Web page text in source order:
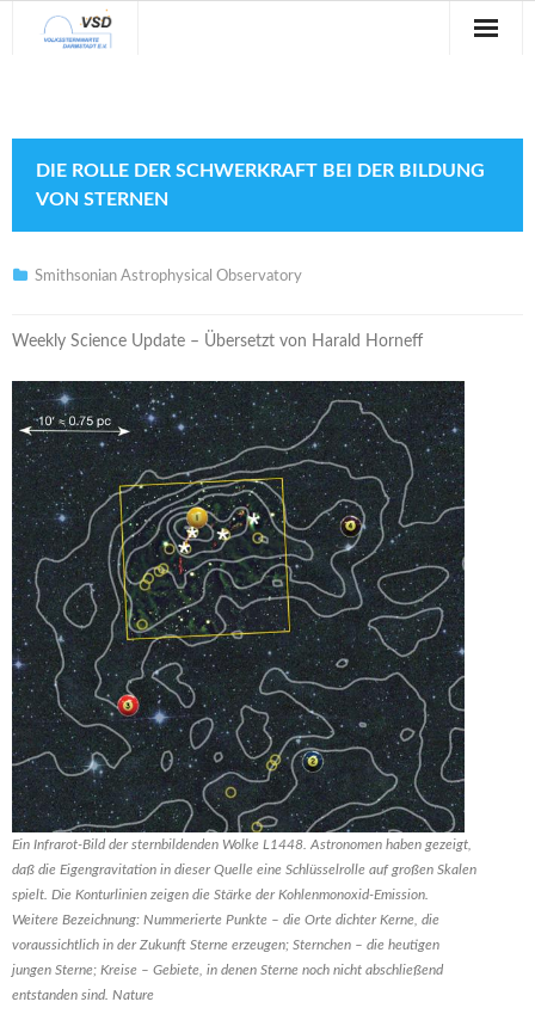
Veranstaltungen
Verein
Kontakt
DIE ROLLE DER SCHWERKRAFT BEI DER BILDUNG
VON STERNEN
Smithsonian Astrophysical Observatory
Weekly Science Update – Übersetzt von Harald Horneff
Ein Infrarot-Bild der sternbildenden Wolke L1448. Astronomen haben gezeigt,
daß die Eigengravitation in dieser Quelle eine Schlüsselrolle auf großen Skalen
spielt. Die Konturlinien zeigen die Stärke der Kohlenmonoxid-Emission.
Weitere Bezeichnung: Nummerierte Punkte – die Orte dichter Kerne, die
voraussichtlich in der Zukunft Sterne erzeugen; Sternchen – die heutigen
jungen Sterne; Kreise – Gebiete, in denen Sterne noch nicht abschließend
entstanden sind. Nature